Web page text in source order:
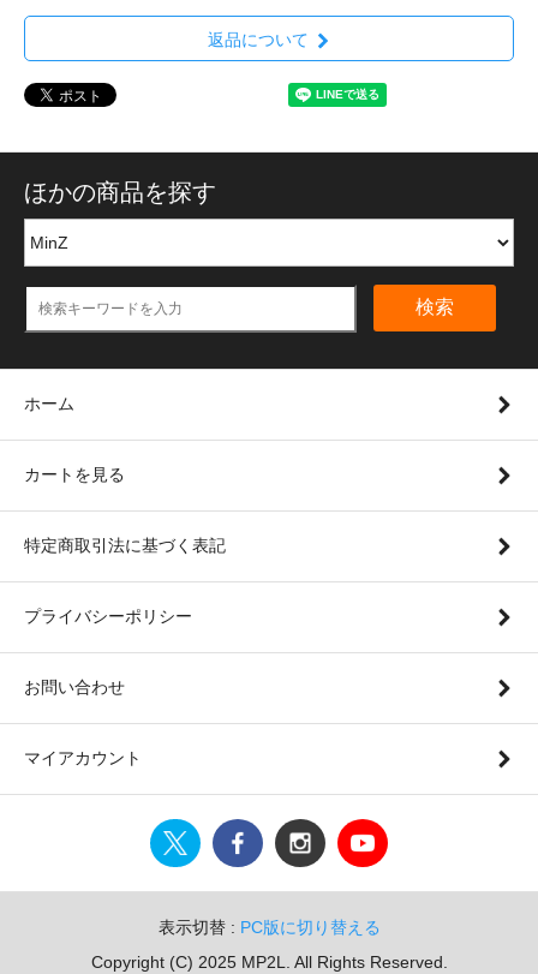
返品について
ほかの商品を探す
検索
ホーム
カートを見る
特定商取引法に基づく表記
プライバシーポリシー
お問い合わせ
マイアカウント
表示切替 : PC版に切り替える
Copyright (C) 2025 MP2L. All Rights Reserved.